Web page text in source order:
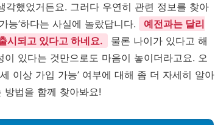
했었거든요. 그러다 우연히 관련 정보를 찾아
능’하다는 사실에 놀랐답니다.
예전과는 달리
시되고 있다고 하네요.
물론 나이가 있다고 해
있다는 것만으로도 마음이 놓이더라고요. 오
이상 가입 가능’ 여부에 대해 좀 더 자세히 알아
법을 함께 찾아봐요!